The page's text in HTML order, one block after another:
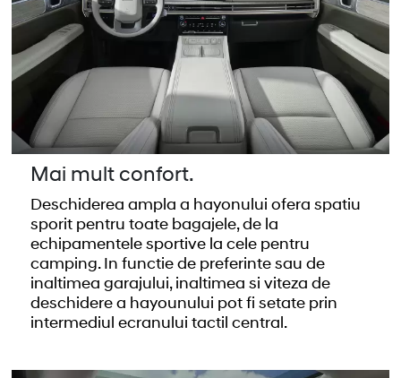
Mai mult confort.
Deschiderea ampla a hayonului ofera spatiu
sporit pentru toate bagajele, de la
echipamentele sportive la cele pentru
camping. In functie de preferinte sau de
inaltimea garajului, inaltimea si viteza de
deschidere a hayounului pot fi setate prin
intermediul ecranului tactil central.